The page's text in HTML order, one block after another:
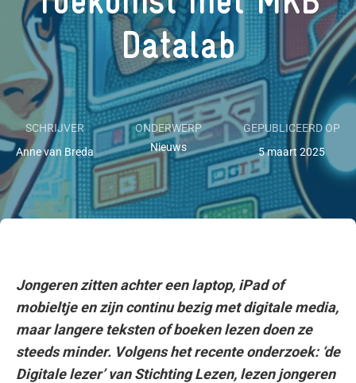
Datalab
SCHRIJVER
Anne van Breda
ONDERWERP
Nieuws
GEPUBLICEERD OP
5 maart 2025
Jongeren zitten achter een laptop, iPad of
mobieltje en zijn continu bezig met digitale media,
maar langere teksten of boeken lezen doen ze
steeds minder. Volgens het recente onderzoek: ‘de
Digitale lezer’ van Stichting Lezen, lezen jongeren